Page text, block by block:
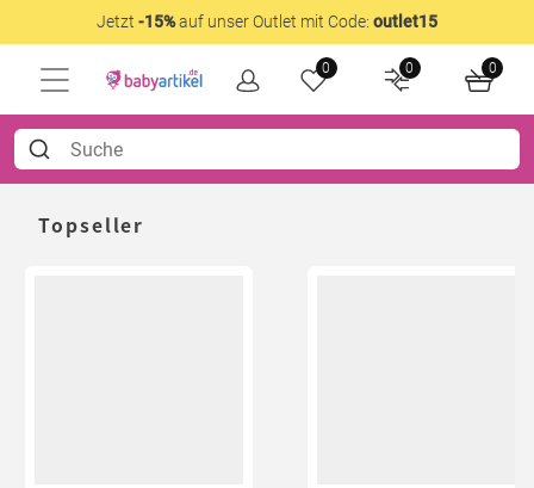
Jetzt -15%auf unser Outlet mit Code: outlet15
0 0 0
Topseller